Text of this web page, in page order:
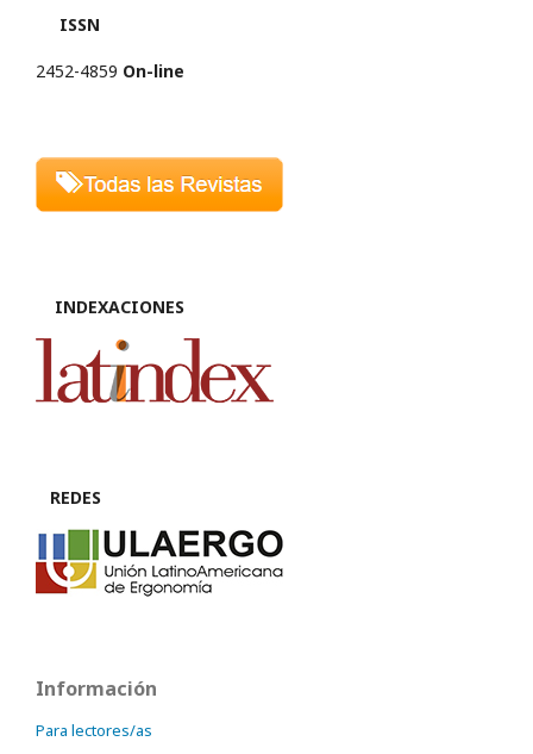
ISSN
2452-4859 On-line
INDEXACIONES
REDES
Información
Para lectores/as